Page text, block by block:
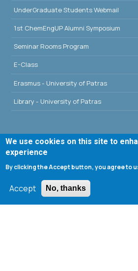
UnderGraduate Students Webmail
1st ChemEngUP Alumni Symposium
Seminar Rooms Program
E-Class
Erasmus - University of Patras
Library - University of Patras
Search form
Search
We use cookies on this site to
experience
By clicking the Accept button, you agree to
Accept No, thanks